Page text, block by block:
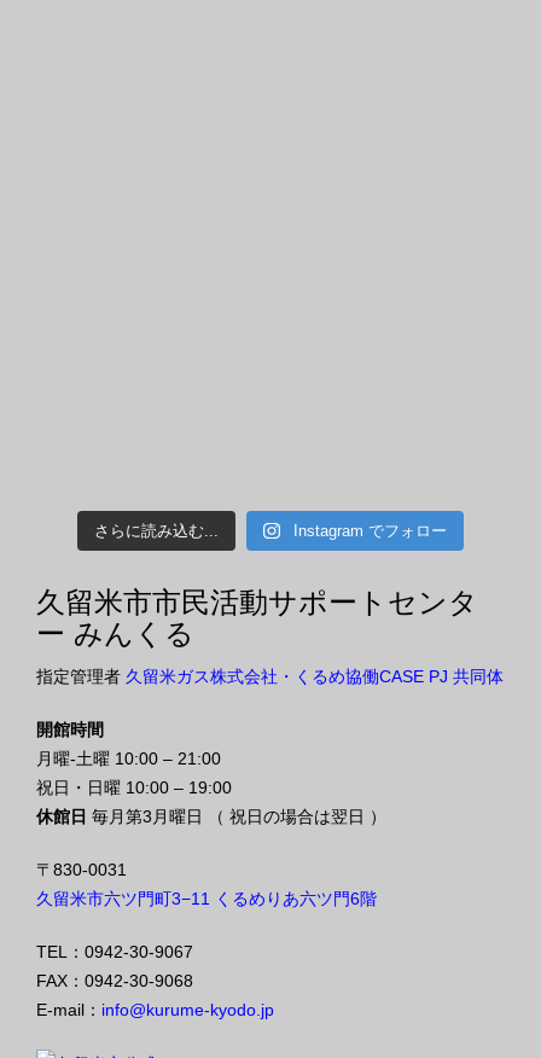
さらに読み込む... Instagram でフォロー
久留米市市民活動サポートセンタ
ー みんくる
指定管理者 久留米ガス株式会社・くるめ協働CASE PJ 共同体
開館時間
月曜-土曜 10:00 – 21:00
祝日・日曜 10:00 – 19:00
休館日 毎月第3月曜日 （ 祝日の場合は翌日 ）
〒830-0031
久留米市六ツ門町3−11 くるめりあ六ツ門6階
TEL：0942-30-9067
FAX：0942-30-9068
E-mail： info@kurume-kyodo.jp